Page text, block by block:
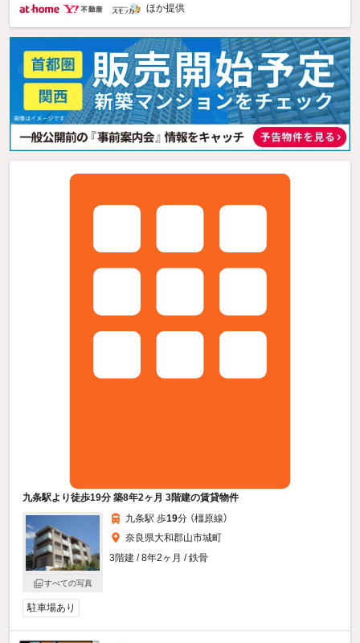
ほか提供
九条駅より徒歩19分 築8年2ヶ月 3階建の賃貸物件
すべての写真
九条駅 歩19分 （橿原線）
奈良県大和郡山市城町
3階建 / 8年2ヶ月 / 鉄骨
駐車場あり